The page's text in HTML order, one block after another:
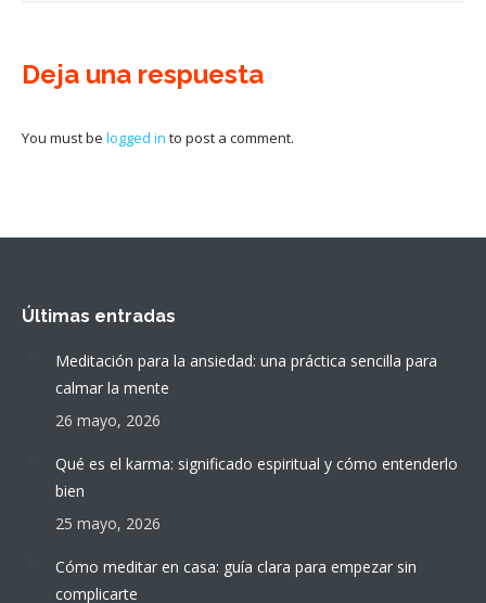
Deja una respuesta
You must be logged in to post a comment.
Últimas entradas
Meditación para la ansiedad: una práctica sencilla para
calmar la mente
26 mayo, 2026
Qué es el karma: significado espiritual y cómo entenderlo
bien
25 mayo, 2026
Cómo meditar en casa: guía clara para empezar sin
complicarte